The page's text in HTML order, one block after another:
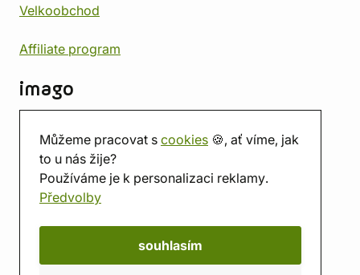
Můžeme pracovat s cookies 🍪, ať víme, jak
to u nás žije?
Používáme je k personalizaci reklamy.
Předvolby
souhlasím
Velkoobchod
Affiliate program
imago
Prodejna
Herna
O nás
Hodnocení obchodu